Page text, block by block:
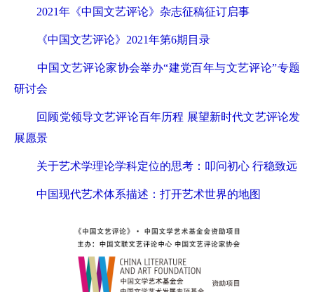
2021年《中国文艺评论》杂志征稿征订启事
《中国文艺评论》2021年第6期目录
中国文艺评论家协会举办“建党百年与文艺评论”专题
研讨会
回顾党领导文艺评论百年历程 展望新时代文艺评论发
展愿景
关于艺术学理论学科定位的思考：叩问初心 行稳致远
中国现代艺术体系描述：打开艺术世界的地图